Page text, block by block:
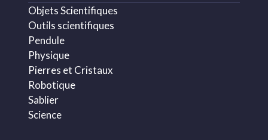
Objets Scientifiques
Outils scientifiques
Pendule
Physique
Pierres et Cristaux
Robotique
Sablier
Science